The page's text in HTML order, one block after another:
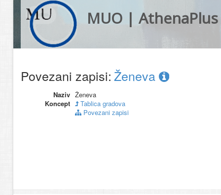
MUO | AthenaPlus
Povezani zapisi:Ženeva
Naziv Ženeva
Koncept
Tablica gradova
Povezani zapisi